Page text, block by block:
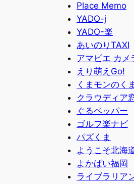
Place Memo
YADO-j
YADO-楽
あいのりTAXI
アマビエ カメ
えり萌えGo!
くまモンのく
クラウディア
ぐるペッパー
ゴルフ楽ナビ
パズくま
ようこそ北海
よかばい福岡
ライブラリア